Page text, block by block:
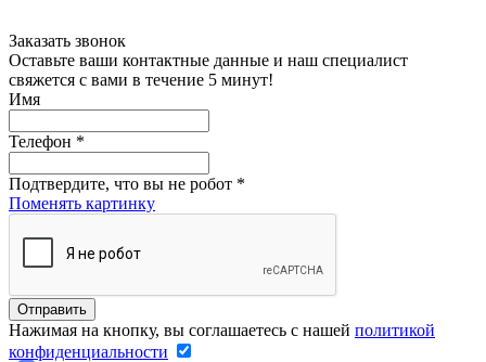
Заказать звонок
Оставьте ваши контактные данные и наш специалист
свяжется с вами в течение 5 минут!
Имя
Телефон *
Подтвердите, что вы не робот *
Поменять картинку
Нажимая на кнопку, вы соглашаетесь с нашей политикой
конфиденциальности